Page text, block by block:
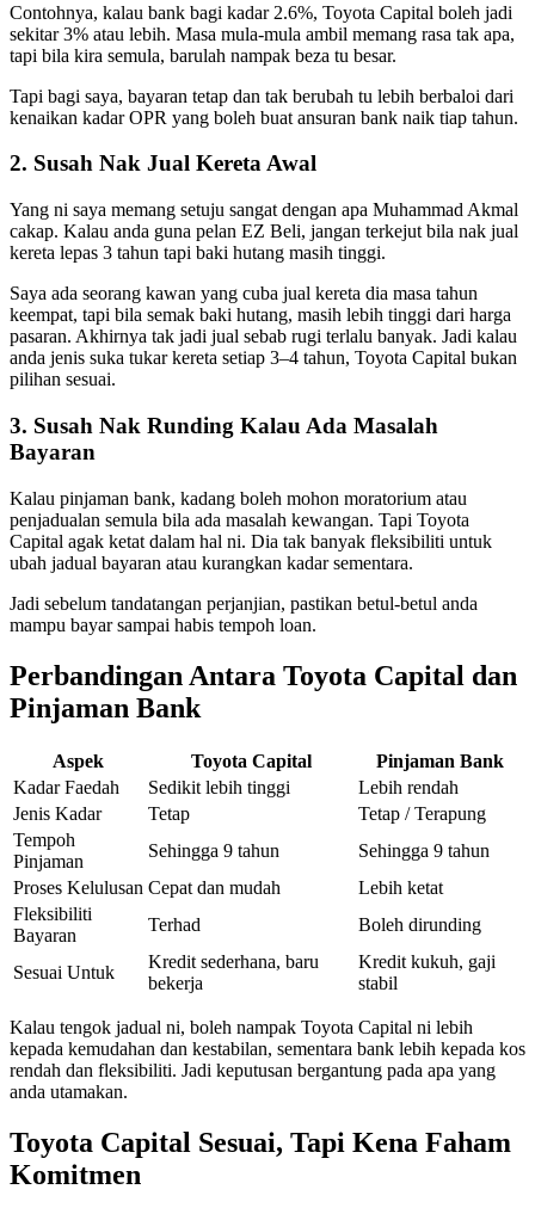
Contohnya, kalau bank bagi kadar 2.6%, Toyota Capital boleh jadi
sekitar 3% atau lebih. Masa mula-mula ambil memang rasa tak apa,
tapi bila kira semula, barulah nampak beza tu besar.
Tapi bagi saya, bayaran tetap dan tak berubah tu lebih berbaloi dari
kenaikan kadar OPR yang boleh buat ansuran bank naik tiap tahun.
2. Susah Nak Jual Kereta Awal
Yang ni saya memang setuju sangat dengan apa Muhammad Akmal
cakap. Kalau anda guna pelan EZ Beli, jangan terkejut bila nak jual
kereta lepas 3 tahun tapi baki hutang masih tinggi.
Saya ada seorang kawan yang cuba jual kereta dia masa tahun
keempat, tapi bila semak baki hutang, masih lebih tinggi dari harga
pasaran. Akhirnya tak jadi jual sebab rugi terlalu banyak. Jadi kalau
anda jenis suka tukar kereta setiap 3–4 tahun, Toyota Capital bukan
pilihan sesuai.
3. Susah Nak Runding Kalau Ada Masalah
Bayaran
Kalau pinjaman bank, kadang boleh mohon moratorium atau
penjadualan semula bila ada masalah kewangan. Tapi Toyota
Capital agak ketat dalam hal ni. Dia tak banyak fleksibiliti untuk
ubah jadual bayaran atau kurangkan kadar sementara.
Jadi sebelum tandatangan perjanjian, pastikan betul-betul anda
mampu bayar sampai habis tempoh loan.
Perbandingan Antara Toyota Capital dan
Pinjaman Bank
Aspek Toyota Capital
Pinjaman Bank
Kadar Faedah
Sedikit lebih tinggi
Lebih rendah
Jenis Kadar
Tetap
Tetap / Terapung
Tempoh
Pinjaman
Sehingga 9 tahun
Sehingga 9 tahun
Proses Kelulusan Cepat dan mudah
Lebih ketat
Fleksibiliti
Bayaran
Terhad Boleh dirunding
Sesuai Untuk
Kredit sederhana, baru
bekerja
Kredit kukuh, gaji
stabil
Kalau tengok jadual ni, boleh nampak Toyota Capital ni lebih
kepada kemudahan dan kestabilan, sementara bank lebih kepada kos
rendah dan fleksibiliti. Jadi keputusan bergantung pada apa yang
anda utamakan.
Toyota Capital Sesuai, Tapi Kena Faham
Komitmen